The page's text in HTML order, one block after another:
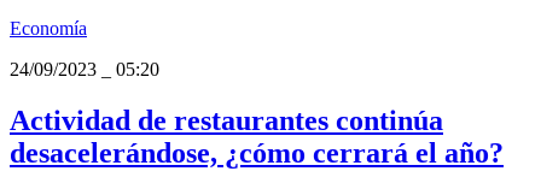
Economía
24/09/2023
05:20
Actividad de restaurantes continúa
desacelerándose, ¿cómo cerrará el año?